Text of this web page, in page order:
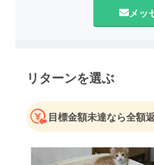
メッ
リターンを選ぶ
目標金額未達なら全額